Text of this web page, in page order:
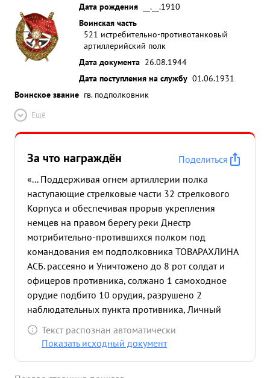
Дата рождения
__.__.1910
Воинская часть
521 истребительно-противотанковый
артиллерийский полк
Дата документа 26.08.1944
Дата поступления на службу 01.06.1931
Воинское звание гв. подполковник
Ещё
За что награждён
Поделиться
«... Поддерживая огнем артиллерии полка
наступающие стрелковые части 32 стрелкового
Корпуса и обеспечивая прорыв укрепления
немцев на правом берегу реки Днестр
мотрибительно-протившихся полком под
командования ем подполковника ТОВАРАХЛИНА
АСБ. рассеяно и Уничтожено до 8 рот солдат и
офицеров противника, солжано 1 самоходное
орудие подбито 10 орудия, разрушено 2
наблюдательных пункта противника, Личный
состав полка воспитанный к обучен
подполковником тов. РАХЗИНЫМ показал
Текст распознан автоматически
Показать исходный документ